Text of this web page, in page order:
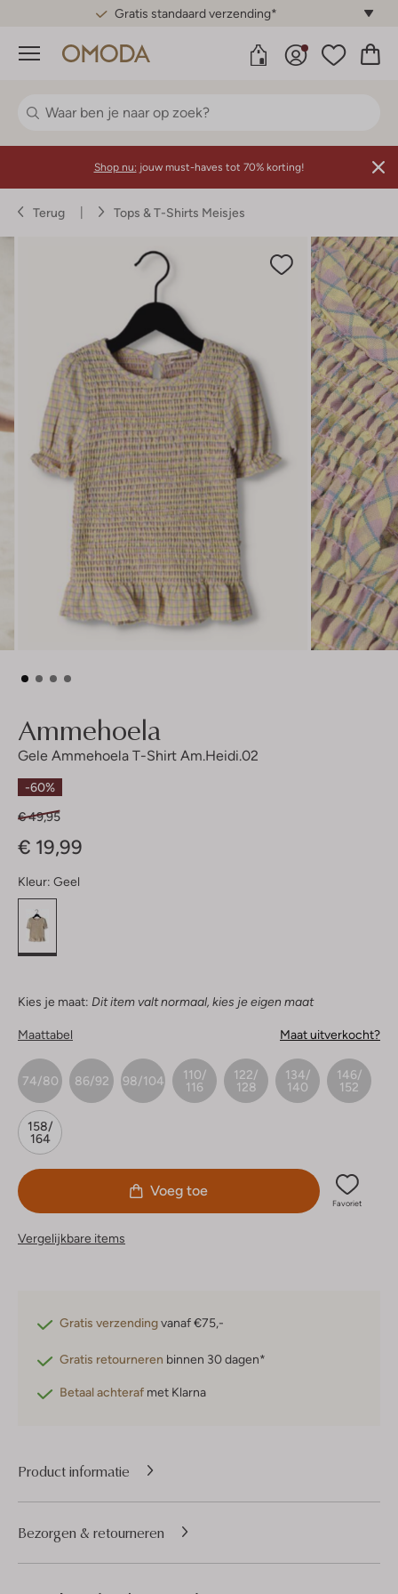
Gratis standaard verzending*
Menu
Shop nu: jouw must-haves tot 70% korting!
Terug Tops & T-Shirts Meisjes
Ammehoela
Gele Ammehoela T-Shirt Am.heidi.02
-60%
€ 49,95
€ 19,99
Kleur: Geel
Kies je maat: Dit item valt normaal, kies je eigen maat
Maattabel Maat uitverkocht?
74/80 86/92 98/104
110/
116
122/
128
134/
140
146/
152
158/
164
Voeg toe
Favoriet
Vergelijkbare items
Gratis verzendingvanaf €75,-
Gratis retourneren binnen 30 dagen*
Betaal achteraf met Klarna
Product informatie
Bezorgen & retourneren